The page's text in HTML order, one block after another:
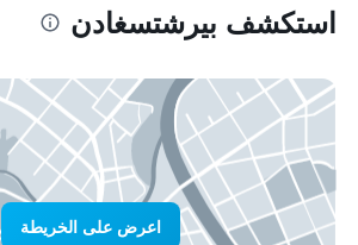
استكشف بيرشتسغادن
اعرض على الخريطة